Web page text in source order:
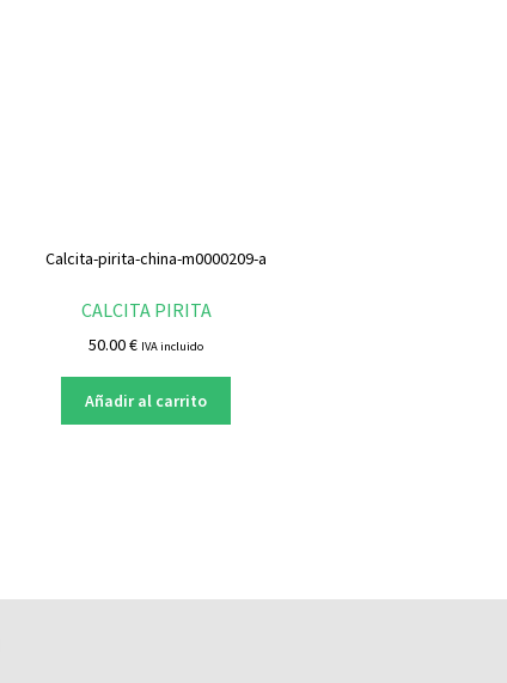
CALCITA PIRITA
50.00€ IVA incluido
Añadir al carrito